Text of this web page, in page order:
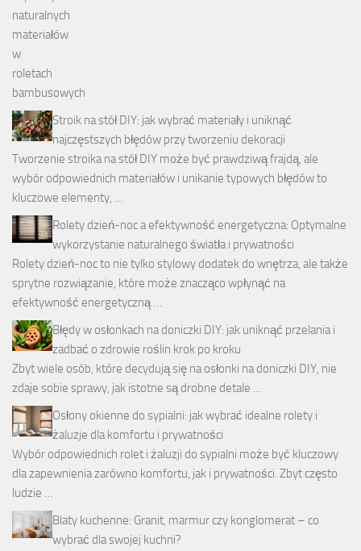
Stroik na stół DIY: jak wybrać materiały i uniknąć
najczęstszych błędów przy tworzeniu dekoracji
Tworzenie stroika na stół DIY może być prawdziwą frajdą, ale
wybór odpowiednich materiałów i unikanie typowych błędów to
kluczowe elementy, …
Rolety dzień-noc a efektywność energetyczna: Optymalne
wykorzystanie naturalnego światła i prywatności
Rolety dzień-noc to nie tylko stylowy dodatek do wnętrza, ale także
sprytne rozwiązanie, które może znacząco wpłynąć na
efektywność energetyczną …
Błędy w osłonkach na doniczki DIY: jak uniknąć przelania i
zadbać o zdrowie roślin krok po kroku
Zbyt wiele osób, które decydują się na osłonki na doniczki DIY, nie
zdaje sobie sprawy, jak istotne są drobne detale …
Osłony okienne do sypialni: jak wybrać idealne rolety i
żaluzje dla komfortu i prywatności
Wybór odpowiednich rolet i żaluzji do sypialni może być kluczowy
dla zapewnienia zarówno komfortu, jak i prywatności. Zbyt często
ludzie …
Blaty kuchenne: Granit, marmur czy konglomerat – co
wybrać dla swojej kuchni?